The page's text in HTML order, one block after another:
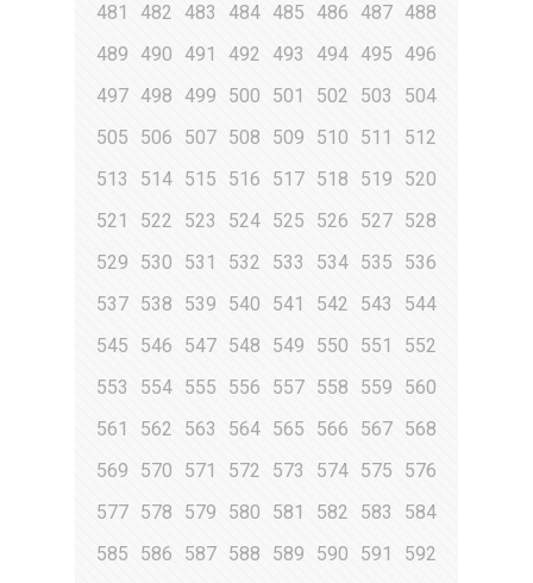
481
482 483 484 485 486 487 488
489
490 491 492 493 494 495
496
497 498 499 500 501 502 503
504
505
506 507 508 509 510 511
512
513
514 515 516 517 518 519
520
521
522 523 524 525 526 527 528
529
530 531 532 533 534 535
536
537 538 539 540 541 542 543
544
545
546 547 548 549 550 551
552
553
554 555 556 557 558 559
560
561
562 563 564 565 566 567 568
569
570 571 572 573 574 575
576
577 578 579 580 581 582 583
584
585
586 587 588 589 590 591
592